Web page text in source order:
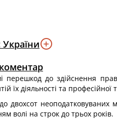
перешкод до здійснення
їх діяльності та професійної
двохсот
волі на строк до трьох років.